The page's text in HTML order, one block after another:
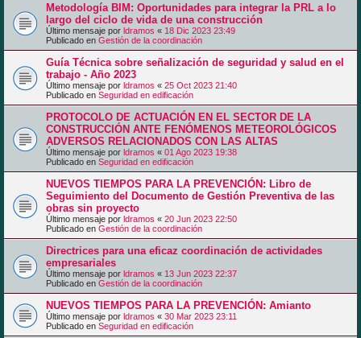
Metodología BIM: Oportunidades para integrar la PRL a lo
largo del ciclo de vida de una construcción
Último mensaje por ldramos « 18 Dic 2023 23:49
Publicado en Gestión de la coordinación
Guía Técnica sobre señalización de seguridad y salud en el
trabajo - Año 2023
Último mensaje por ldramos « 25 Oct 2023 21:40
Publicado en Seguridad en edificación
PROTOCOLO DE ACTUACIÓN EN EL SECTOR DE LA
CONSTRUCCIÓN ANTE FENÓMENOS METEOROLÓGICOS
ADVERSOS RELACIONADOS CON LAS ALTAS
Último mensaje por ldramos « 01 Ago 2023 19:38
Publicado en Seguridad en edificación
NUEVOS TIEMPOS PARA LA PREVENCIÓN: Libro de
Seguimiento del Documento de Gestión Preventiva de las
obras sin proyecto
Último mensaje por ldramos « 20 Jun 2023 22:50
Publicado en Gestión de la coordinación
Directrices para una eficaz coordinación de actividades
empresariales
Último mensaje por ldramos « 13 Jun 2023 22:37
Publicado en Gestión de la coordinación
NUEVOS TIEMPOS PARA LA PREVENCIÓN: Amianto
Último mensaje por ldramos « 30 Mar 2023 23:11
Publicado en Seguridad en edificación